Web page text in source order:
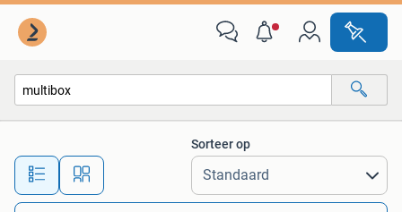
Alle afstanden…
Sorteer op